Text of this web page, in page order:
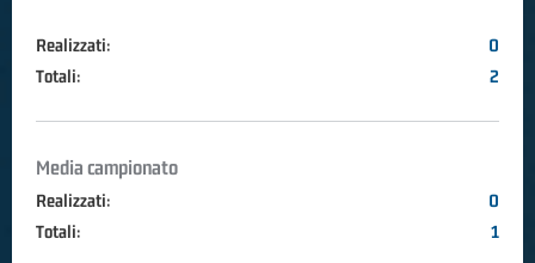
Realizzati:
0
Totali:
2
Media campionato
Realizzati:
0
Totali:
1